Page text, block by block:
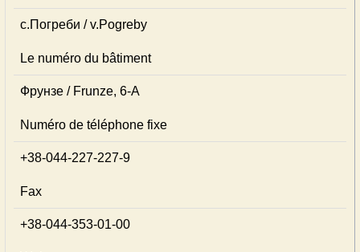
с.Погреби / v.Pogreby
Le numéro du bâtiment
Фрунзе / Frunze, 6-А
Numéro de téléphone fixe
+38-044-227-227-9
Fax
+38-044-353-01-00